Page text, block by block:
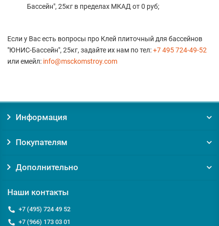
Бассейн", 25кг в пределах МКАД от 0 руб;
Если у Вас есть вопросы про Клей плиточный для бассейнов
"ЮНИС-Бассейн", 25кг, задайте их нам по тел:+7 495 724-49-52
или емейл: info@msckomstroy.com
Информация
Покупателям
Дополнительно
Наши контакты
+7 (495) 724 49 52
+7 (966) 173 03 01